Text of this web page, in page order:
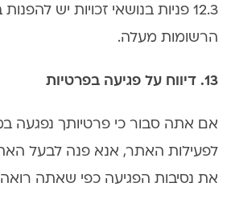
12.3 פניות בנושאי זכויות יש
הרשומות מעלה.
13. דיווח על פגיעה בפרטיות
אם אתה סבור כי פרטיותך נפגעה
לפעילות האתר, אנא פנה לבעל
את נסיבות הפגיעה כפי שאתה